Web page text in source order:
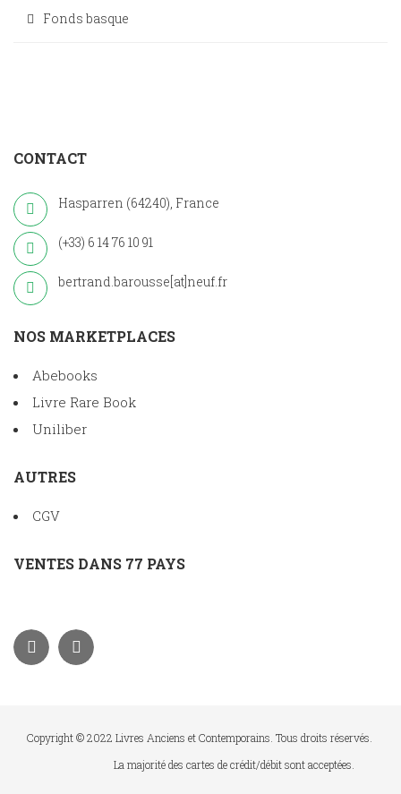
Fonds basque
CONTACT
Hasparren (64240), France
(+33) 6 14 76 10 91
bertrand.barousse[at]neuf.fr
NOS MARKETPLACES
Abebooks
Livre Rare Book
Uniliber
AUTRES
CGV
VENTES DANS 77 PAYS
Copyright © 2022 Livres Anciens et Contemporains. Tous droits réservés.
La majorité des cartes de crédit/débit sont acceptées.